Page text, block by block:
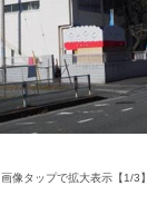
画像タップで拡大表示【1/3】